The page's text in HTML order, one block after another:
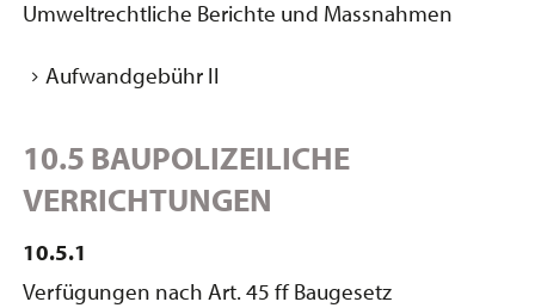
Umweltrechtliche Berichte und Massnahmen
Aufwandgebühr II
10.5 BAUPOLIZEILICHE
VERRICHTUNGEN
10.5.1
Verfügungen nach Art. 45 ff Baugesetz